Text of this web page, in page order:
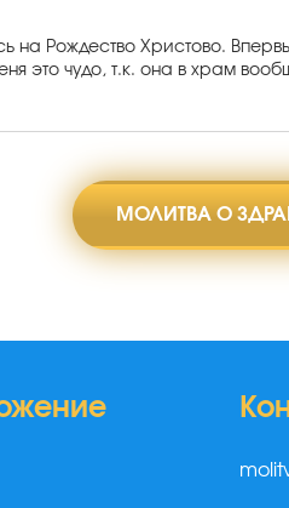
на Рождество Христово.
это чудо, т.к. она в храм
МОЛИТВА О